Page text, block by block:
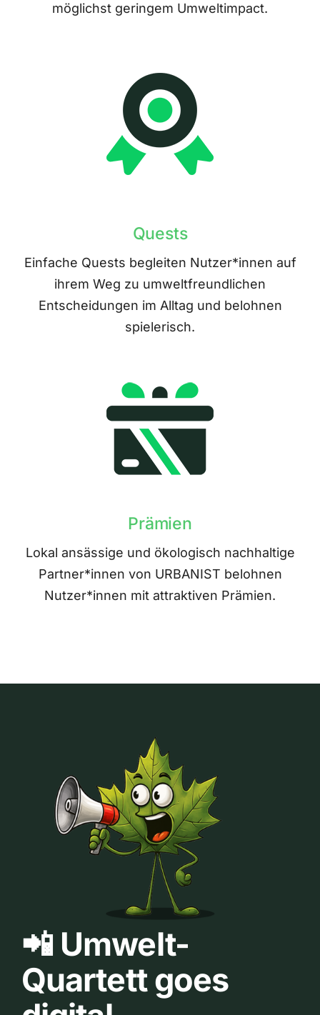
möglichst geringem Umweltimpact.
Quests
Einfache Quests begleiten Nutzer*innen auf
ihrem Weg zu umweltfreundlichen
Entscheidungen im Alltag und belohnen
spielerisch.
Prämien
Lokal ansässige und ökologisch nachhaltige
Partner*innen von URBANIST belohnen
Nutzer*innen mit attraktiven Prämien.
📲 Umwelt-
Quartett goes